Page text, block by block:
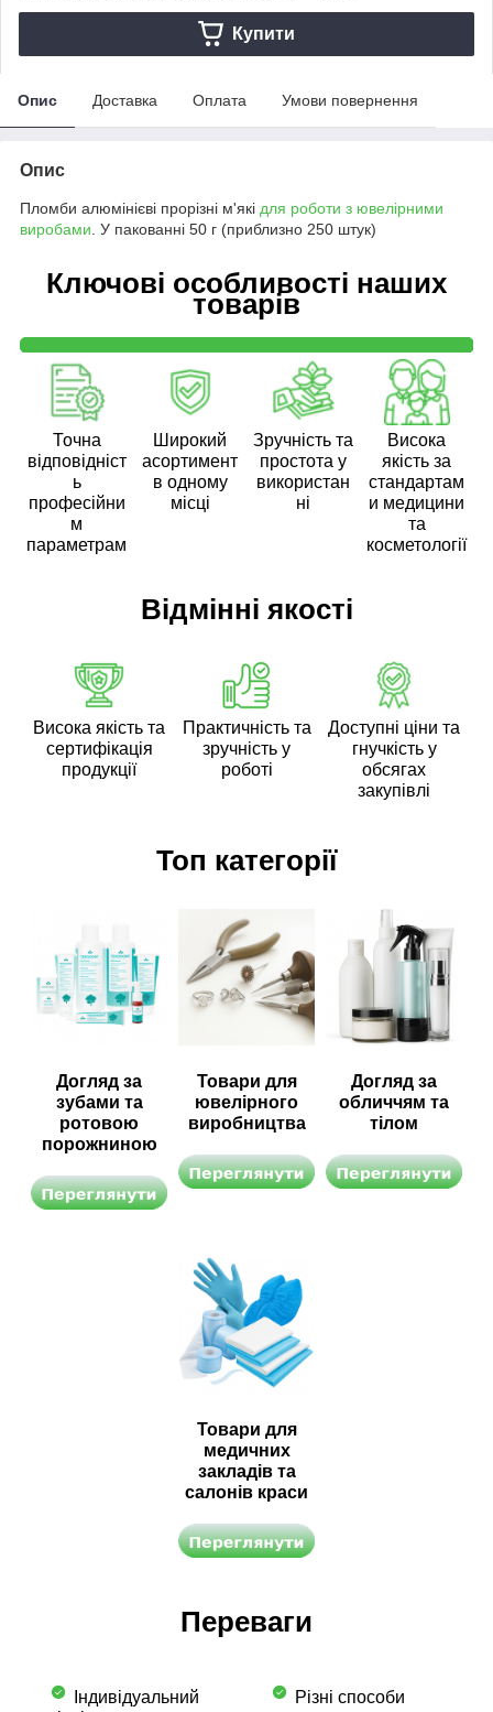
Купити
Опис Доставка Оплата Умови повернення
Опис
Пломби алюмінієві прорізні м'які для роботи з ювелірними
виробами . У пакованні 50 г (приблизно 250 штук)
Ключові особливості наших
товарів
Точна
відповідніст
ь
професійни
м
параметрам
Широкий
асортимент
в одному
місці
Зручність та
простота у
використан
ні
Висока
якість за
стандартам
и медицини
та
косметології
Відмінні якості
Висока якість та
сертифікація
продукції
Практичність та
зручність у
роботі
Доступні ціни та
гнучкість у
обсягах
закупівлі
Топ категорії
Догляд за
зубами та
ротовою
порожниною
Товари для
ювелірного
виробництва
Догляд за
обличчям та
тілом
Товари для
медичних
закладів та
салонів краси
Переваги
Індивідуальний
Різні способи